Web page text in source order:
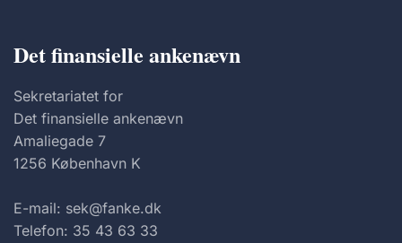
Det finansielle ankenævn
Sekretariatet for
Det finansielle ankenævn
Amaliegade 7
1256 København K
E-mail: sek@fanke.dk
Telefon: 35 43 63 33